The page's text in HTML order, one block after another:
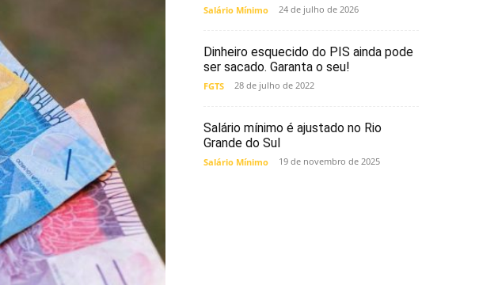
Salário Mínimo 24 de julho de 2026
Dinheiro esquecido do PIS ainda pode
ser sacado. Garanta o seu!
FGTS 28 de julho de 2022
Salário mínimo é ajustado no Rio
Grande do Sul
Salário Mínimo 19 de novembro de 2025